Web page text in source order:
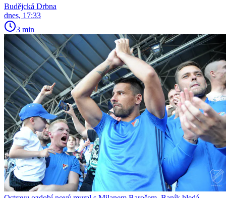
Budějcká Drbna
dnes, 17:33
3 min